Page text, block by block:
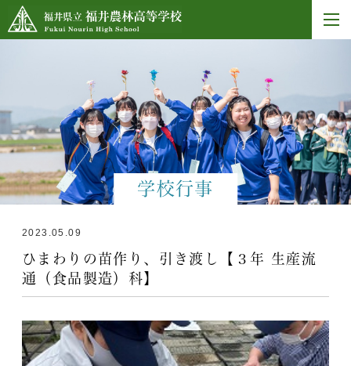
学校行事
2023.05.09
ひまわりの苗作り、引き渡し【３年 生産流
通（食品製造）科】